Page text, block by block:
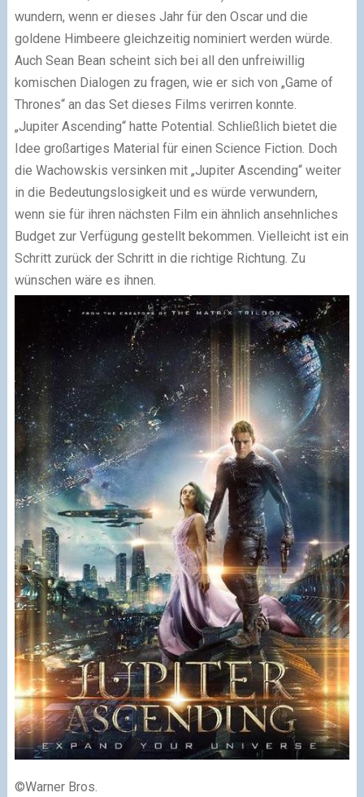
wundern, wenn er dieses Jahr für den Oscar und die
goldene Himbeere gleichzeitig nominiert werden würde.
Auch Sean Bean scheint sich bei all den unfreiwillig
komischen Dialogen zu fragen, wie er sich von „Game of
Thrones“ an das Set dieses Films verirren konnte.
„Jupiter Ascending“ hatte Potential. Schließlich bietet die
Idee großartiges Material für einen Science Fiction. Doch
die Wachowskis versinken mit „Jupiter Ascending“ weiter
in die Bedeutungslosigkeit und es würde verwundern,
wenn sie für ihren nächsten Film ein ähnlich ansehnliches
Budget zur Verfügung gestellt bekommen. Vielleicht ist ein
Schritt zurück der Schritt in die richtige Richtung. Zu
wünschen wäre es ihnen.
©Warner Bros.